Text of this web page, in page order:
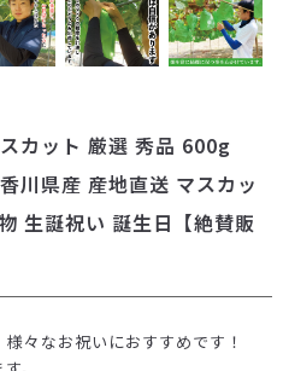
カット 厳選 秀品 600g
川県産 産地直送 マスカッ
生誕祝い 誕生日【絶賛販
々なお祝いにおすすめです！